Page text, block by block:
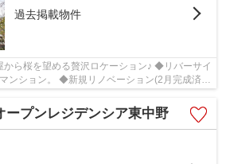
過去掲載物件
ら桜を望める贅沢ロケーション♪ ◆リバーサイ
ンション。 ◆新規リノベーション(2月完成済)
プ！
ープンレジデンシア東中野